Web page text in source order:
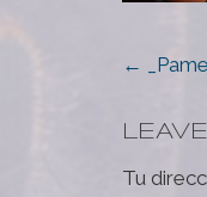
←
Tu